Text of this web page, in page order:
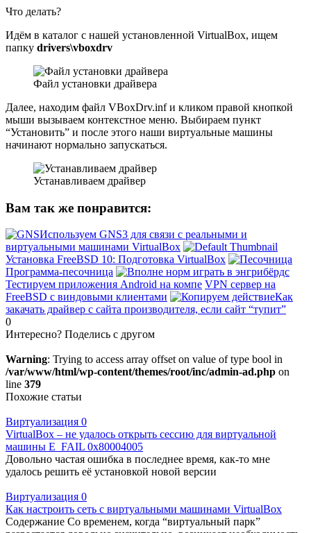
Что делать?
Идём в каталог с нашей установленной VirtualBox, ищем
папку drivers\vboxdrv
Файл установки драйвера
Далее, находим файл VBoxDrv.inf и кликом правой кнопкой
мыши вызываем контекстное меню. Выбираем пункт
“Установить” и после этого наши виртуальные машины
начинают нормально запускаться.
Устанавливаем драйвер
Вам так же понравится:
Используем GNS3 для связи с реальными и
виртуальными машинами VirtualBox
Установка FreeBSD 10: Подготовка VirtualBox
Программа-песочница
Тестируем приложения Android на компе VPN сервер на
FreeBSD с виндовыми клиентами
Как
закачать драйвер с сайта производителя, если сайт “тупит”
0
Интересно? Поделись с другом
Warning: Trying to access array offset on value of type bool in
/var/www/html/wp-content/themes/root/inc/admin-ad.php on
line 379
Похожие статьи
Виртуализация 0
VirtualBox – не удалось открыть сессию для виртуальной
машины E_FAIL 0x80004005
Довольно частая ошибка в последнее время, как-то мне
удалось решить её установкой новой версии
Виртуализация 0
Как настроить сеть с виртуальными машинами VirtualBox
Содержание Со временем, когда “виртуальный парк”